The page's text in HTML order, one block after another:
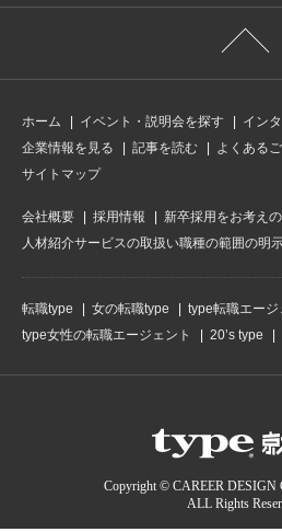
ホーム イベント・説明会を探す
イン
企業情報を見る
記事を読む よくある
サイトマップ
会社概要 採用情報
新卒採用をお考え
人材紹介サービスの取扱い職種の範囲の明
転職type 女の転職type
type転職エージ
type女性の転職エージェント
20’s type
Copyright © CAREER DESIGN
ALL Rights